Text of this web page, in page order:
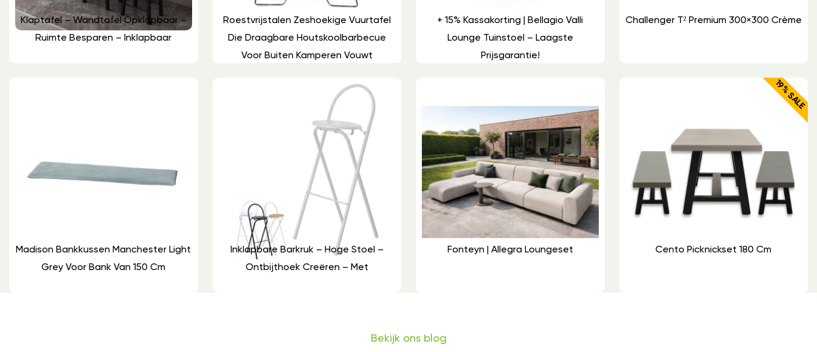
Klaptafel – Wandtafel Opklapbaar –
Ruimte Besparen – Inklapbaar
Roestvrijstalen Zeshoekige Vuurtafel
Die Draagbare Houtskoolbarbecue
Voor Buiten Kamperen Vouwt
+ 15% Kassakorting | Bellagio Valli
Lounge Tuinstoel – Laagste
Prijsgarantie!
Challenger T² Premium 300×300 Crème
Madison Bankkussen Manchester Light
Grey Voor Bank Van 150 Cm
Inklapbare Barkruk – Hoge Stoel –
Ontbijthoek Creëren – Met
Fonteyn | Allegra Loungeset
19% SALE
Cento Picknickset 180 Cm
Bekijk ons blog